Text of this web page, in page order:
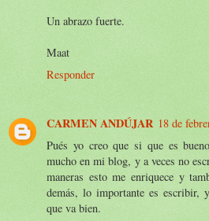
Un abrazo fuerte.
Maat
Responder
CARMEN ANDÚJAR 18 de
Pués yo creo que si que es
mucho en mi blog, y a veces no
maneras esto me enriquece y
demás, lo importante es escribir,
que va bien.